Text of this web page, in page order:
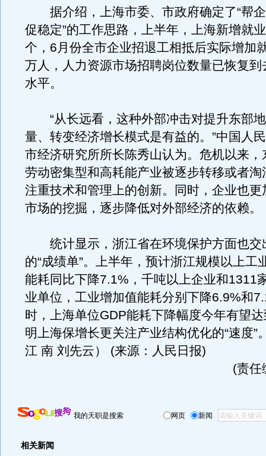
据介绍，上海市委、市政府确定了“帮
促稳定”的工作思路，上半年，上海新增就
个，6月份全市企业招退工相抵后实际增加
万人，人力资源市场招聘岗位数量已恢复
水平。
“从长远看，这种外部冲击对提升东部
量、转变经济增长模式是有益的。”中国人
市经济研究所所长陈秀山认为。危机以来，
劳动密集型和高耗能产业被逐步转移或者淘
注重技术和管理上的创新。同时，企业也更
市场的挖掘，逐步降低对外部经济的依赖。
统计显示，浙江省在环境保护方面也交
的“成绩单”。上半年，预计浙江规模以上工
能耗同比下降7.1%，千吨以上企业和1311
业单位，工业增加值能耗分别下降6.9%和
时，上海单位GDP能耗下降幅度今年有望
明上海保增长更关注产业结构优化的“速度”
江 南 刘先云） (来源：人民日报)
(责任
我的天职是搜索 网页 新闻
相关新闻